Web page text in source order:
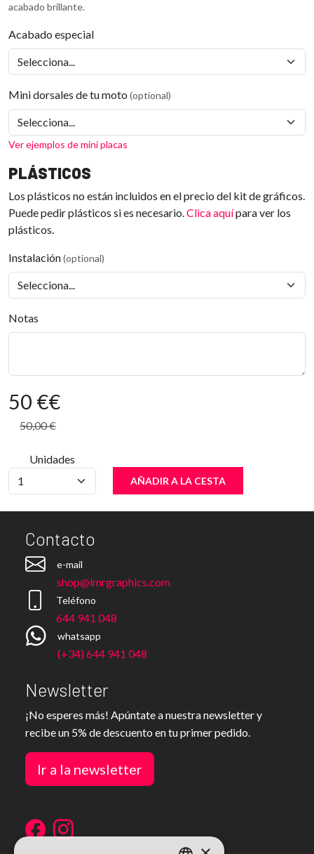
acabado brillante.
Acabado especial
Mini dorsales de tu moto (optional)
Ver ejemplos de mini placas
PLÁSTICOS
Los plásticos no están incluidos en el precio del kit de gráficos.
Puede pedir plásticos si es necesario.Clica aquípara ver los
plásticos.
Instalación(optional)
Notas
50 €€
50,00 €
Unidades
AÑADIR A LA CESTA
Contacto
e-mail
shop@lmrgraphics.com
Teléfono
644 941 048
whatsapp
(+34) 644 941 048
Newsletter
¡No esperes más! Apúntate a nuestra newsletter y
recibe un 5% de descuento en tu primer pedido.
Ir a la newsletter